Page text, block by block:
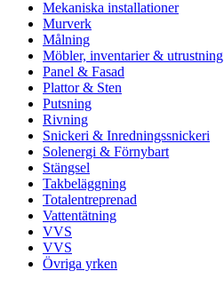
Mekaniska installationer
Murverk
Målning
Möbler, inventarier & utrustning
Panel & Fasad
Plattor & Sten
Putsning
Rivning
Snickeri & Inredningssnickeri
Solenergi & Förnybart
Stängsel
Takbeläggning
Totalentreprenad
Vattentätning
VVS
VVS
Övriga yrken